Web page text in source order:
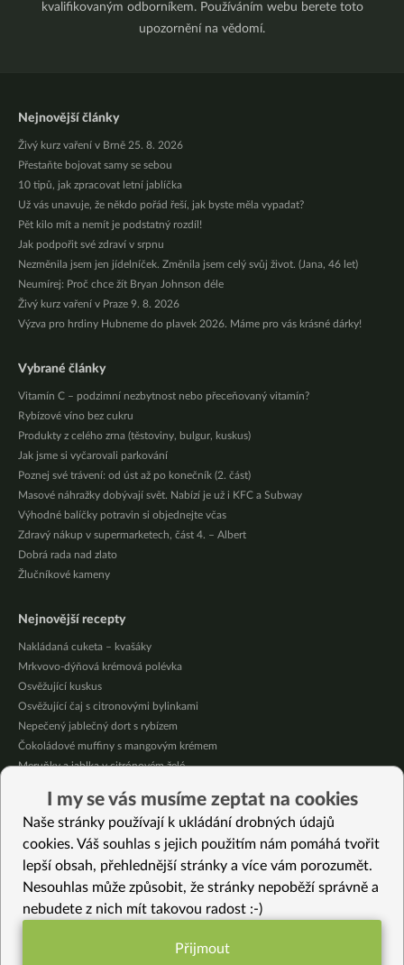
kvalifikovaným odborníkem. Používáním webu berete toto
upozornění na vědomí.
Nejnovější články
Živý kurz vaření v Brně 25. 8. 2026
Přestaňte bojovat samy se sebou
10 tipů, jak zpracovat letní jablíčka
Už vás unavuje, že někdo pořád řeší, jak byste měla vypadat?
Pět kilo mít a nemít je podstatný rozdíl!
Jak podpořit své zdraví v srpnu
Nezměnila jsem jen jídelníček. Změnila jsem celý svůj život. (Jana, 46 let)
Neumírej: Proč chce žít Bryan Johnson déle
Živý kurz vaření v Praze 9. 8. 2026
Výzva pro hrdiny Hubneme do plavek 2026. Máme pro vás krásné dárky!
Vybrané články
Vitamín C – podzimní nezbytnost nebo přeceňovaný vitamín?
Rybízové víno bez cukru
Produkty z celého zrna (těstoviny, bulgur, kuskus)
Jak jsme si vyčarovali parkování
Poznej své trávení: od úst až po konečník (2. část)
Masové náhražky dobývají svět. Nabízí je už i KFC a Subway
Výhodné balíčky potravin si objednejte včas
Zdravý nákup v supermarketech, část 4. – Albert
Dobrá rada nad zlato
Žlučníkové kameny
Nejnovější recepty
Nakládaná cuketa – kvašáky
Mrkvovo-dýňová krémová polévka
Osvěžující kuskus
Osvěžující čaj s citronovými bylinkami
Nepečený jablečný dort s rybízem
Čokoládové muffiny s mangovým krémem
Meruňky a jablka v citrónovém želé
Celozrnná rýže basmati se zeleninou
Citrónové muffiny s borůvkovým krémem
Vybrané recepty
Cajunské světlé chilli
I my se vás musíme zeptat na cookies
Naše stránky používají k ukládání drobných údajů
cookies. Váš souhlas s jejich použitím nám pomáhá tvořit
lepší obsah, přehlednější stránky a více vám porozumět.
Nesouhlas může způsobit, že stránky nepoběží správně a
nebudete z nich mít takovou radost :-)
Funkční nastavení potřebujeme (vždy
Přijmout